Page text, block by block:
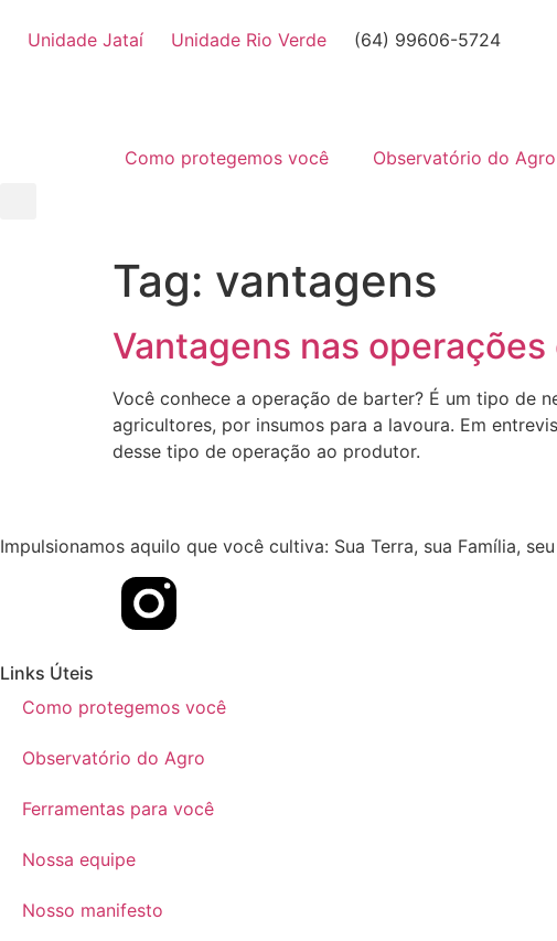
Unidade Jataí Unidade Rio Verde (64) 99606-5724
Como protegemos você Observatório do Agro
Tag: vantagens
Vantagens nas
Você conhece a operação de barter? É um tipo de
agricultores, por insumos para a lavoura. Em
desse tipo de operação ao produtor.
Impulsionamos aquilo que você cultiva: Sua Terra, sua Família,
Links Úteis
Como protegemos você
Observatório do Agro
Ferramentas para você
Nossa equipe
Nosso manifesto